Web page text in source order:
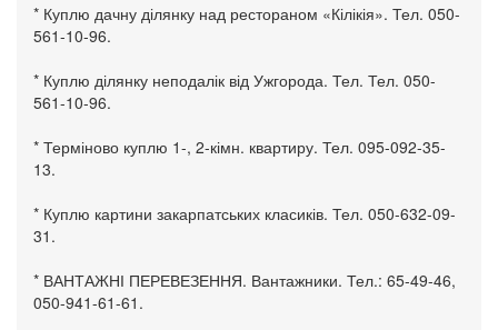
* Куплю дачну ділянку над рестораном «Кілікія». Тел. 050-
561-10-96.
* Куплю ділянку неподалік від Ужгорода. Тел. Тел. 050-
561-10-96.
* Терміново куплю 1-, 2-кімн. квартиру. Тел. 095-092-35-
13.
* Куплю картини закарпатських класиків. Тел. 050-632-09-
31.
* ВАНТАЖНІ ПЕРЕВЕЗЕННЯ. Вантажники. Тел.: 65-49-46,
050-941-61-61.